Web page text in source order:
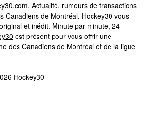
. Actualité, rumeurs de transactions
Canadiens de Montréal, Hockey30 vous
et inédit. Minute par minute, 24
est présent pour vous offrir une
des Canadiens de Montréal et de la ligue
Hockey30